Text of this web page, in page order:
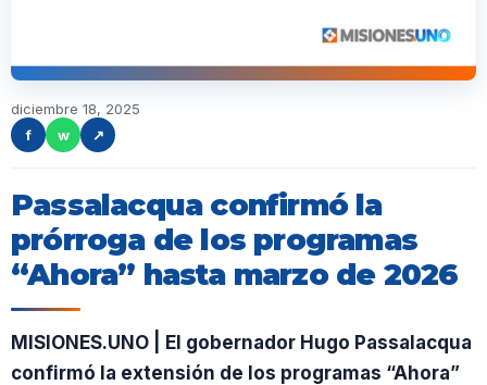
diciembre 18, 2025
f
w ↗
Passalacqua confirmó la
prórroga de los programas
“Ahora” hasta marzo de 2026
MISIONES.UNO | El gobernador Hugo Passalacqua
confirmó la extensión de los programas “Ahora”